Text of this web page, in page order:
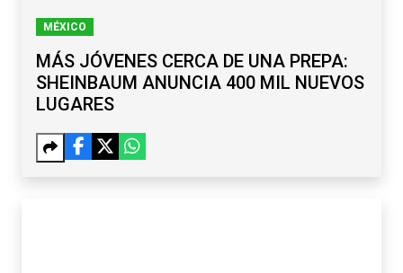
MÉXICO
MÁS JÓVENES CERCA DE UNA PREPA:
SHEINBAUM ANUNCIA 400 MIL NUEVOS
LUGARES